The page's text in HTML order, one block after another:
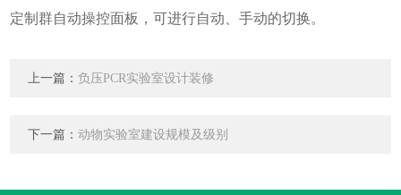
定制群自动操控面板，可进行自动、手动的切换。
上一篇：负压PCR实验室设计装修
下一篇：动物实验室建设规模及级别